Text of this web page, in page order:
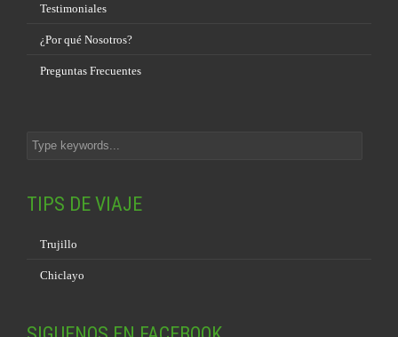
Testimoniales
¿Por qué Nosotros?
Preguntas Frecuentes
TIPS DE VIAJE
Trujillo
Chiclayo